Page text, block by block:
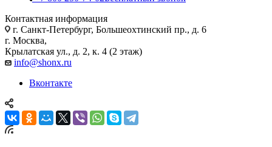
Контактная информация
г. Санкт-Петербург, Большеохтинский пр., д. 6
г. Москва,
Крылатская ул., д. 2, к. 4 (2 этаж)
info@shonx.ru
Вконтакте